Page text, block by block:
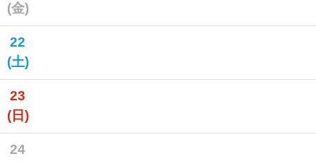
(金)
22
(土)
23
(日)
24